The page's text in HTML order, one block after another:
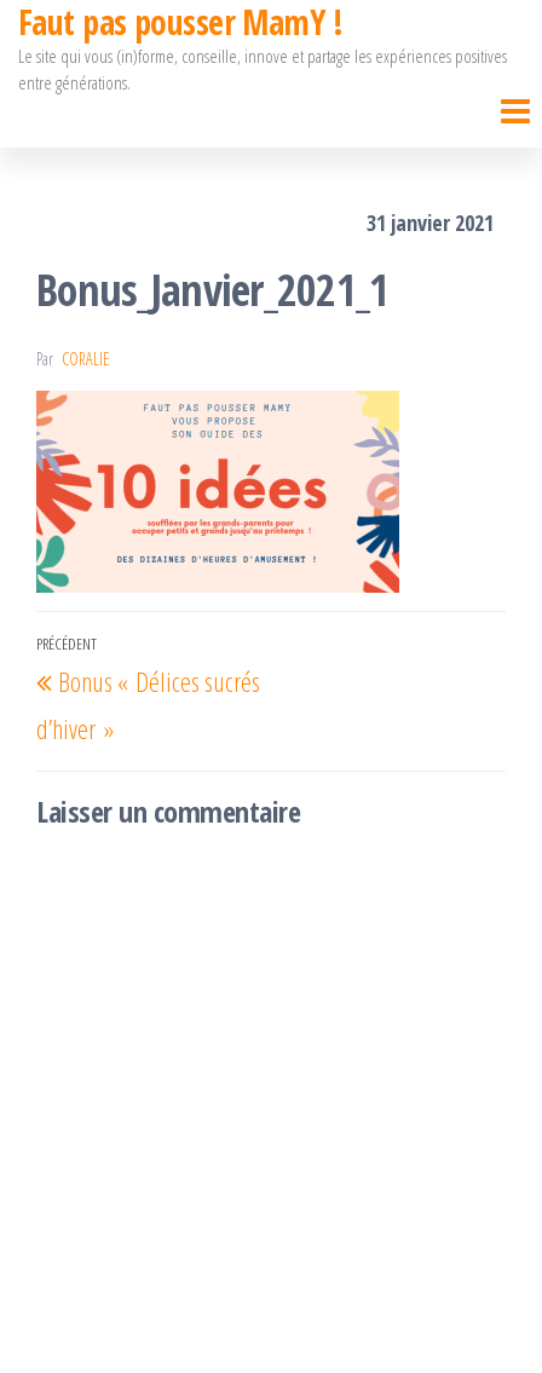
Passer
Faut pas pousser MamY !
Le site qui vous (in)forme, conseille, innove et partage les expériences positives
entre générations.
31 janvier 2021
Bonus_Janvier_2021_1
Par CORALIE
Navigation
de
l’article
Article
précédent
PRÉCÉDENT
Bonus « Délices sucrés
d’hiver »
Laisser un commentaire